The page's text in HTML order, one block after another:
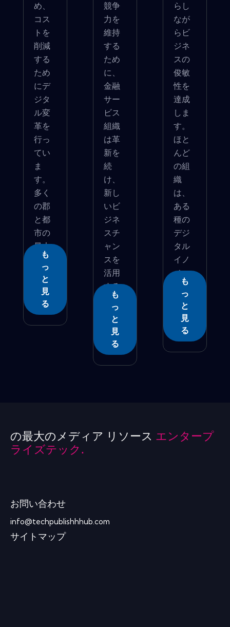
め、
コス
トを
削減
する
ため
にデ
ジタ
ル変
革を
行っ
てい
ま
す。
多く
の郡
と都
市の
最大
の...
も
っ
と
見
る
競争
力を
維持
する
ため
に、
金融
サー
ビス
組織
は革
新を
続
け、
新し
いビ
ジネ
スチ
ャン
スを
活用
する
必要...
も
っ
と
見
る
らし
なが
らビ
ジネ
スの
俊敏
性を
達成
しま
す。
ほと
んど
の組
織
は、
ある
種の
デジ
タル
イノ
ベー
シ�...
も
っ
と
見
る
の最大のメディア リソース エンタープ
ライズテック.
お問い合わせ
info@techpublishhhub.com
サイトマップ